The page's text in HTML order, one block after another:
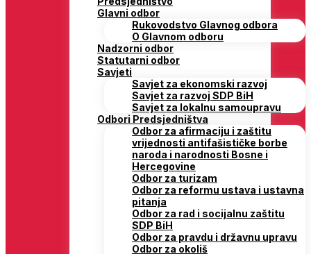
Glavni odbor
Rukovodstvo Glavnog odbora
O Glavnom odboru
Nadzorni odbor
Statutarni odbor
Savjeti
Savjet za ekonomski razvoj
Savjet za razvoj SDP BiH
Savjet za lokalnu samoupravu
Odbori Predsjedništva
Odbor za afirmaciju i zaštitu
vrijednosti antifašističke borbe
naroda i narodnosti Bosne i
Hercegovine
Odbor za turizam
Odbor za reformu ustava i ustavna
pitanja
Odbor za rad i socijalnu zaštitu
SDP BiH
Odbor za pravdu i državnu upravu
Odbor za okoliš